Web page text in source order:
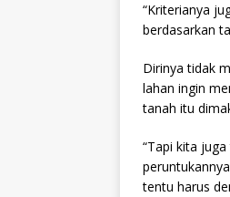
“Kriterianya
berdasarkan
Dirinya tidak
lahan ingin
tanah itu
“Tapi kita
tentu harus